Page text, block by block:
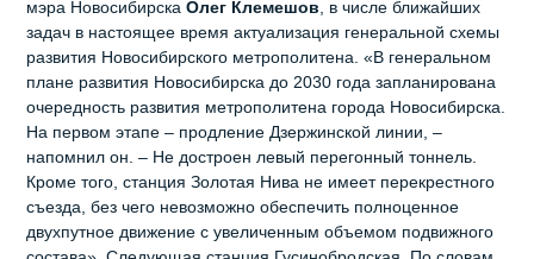
мэра НовосибирскаОлег Клемешов , в числе ближайших
задач в настоящее время актуализация генеральной схемы
развития Новосибирского метрополитена. «В генеральном
плане развития Новосибирска до 2030 года запланирована
очередность развития метрополитена города Новосибирска.
На первом этапе – продление Дзержинской линии, –
напомнил он. – Не достроен левый перегонный тоннель.
Кроме того, станция Золотая Нива не имеет перекрестного
съезда, без чего невозможно обеспечить полноценное
двухпутное движение с увеличенным объемом подвижного